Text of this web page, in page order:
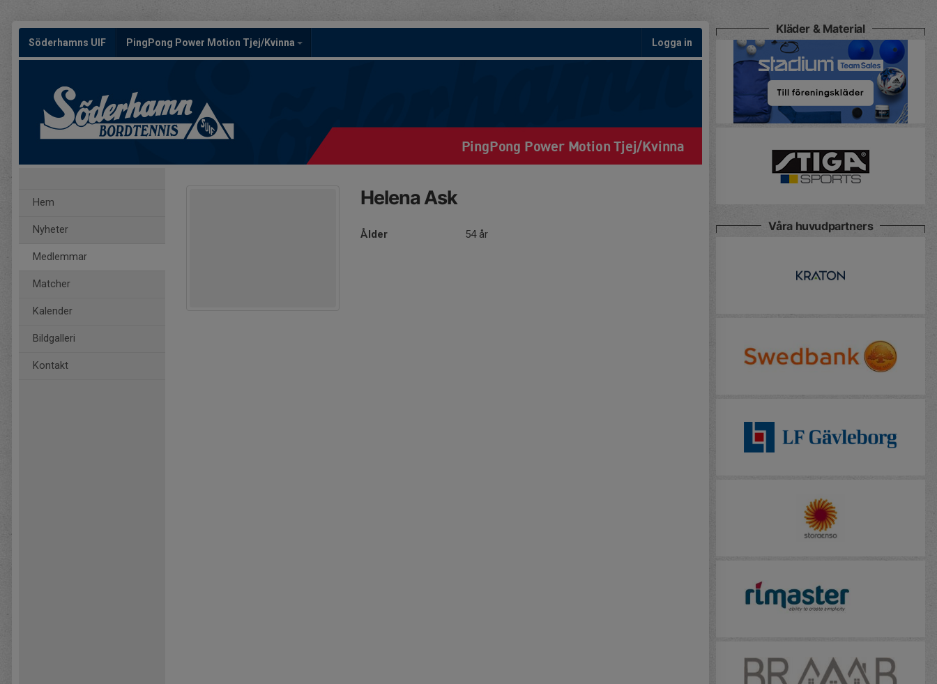
Söderhamns UIF PingPong Power Motion Tjej/Kvinna Logga in
PingPong Power Motion Tjej/Kvinna
Hem
Nyheter
Medlemmar
Matcher
Kalender
Bildgalleri
Kontakt
Helena Ask
Ålder 54 år
Kläder & Material
Våra huvudpartners